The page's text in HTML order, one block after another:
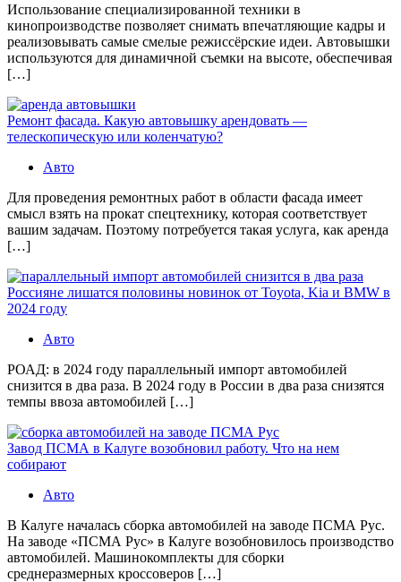
Использование специализированной техники в
кинопроизводстве позволяет снимать впечатляющие кадры и
реализовывать самые смелые режиссёрские идеи. Автовышки
используются для динамичной съемки на высоте, обеспечивая
[…]
Ремонт фасада. Какую автовышку арендовать —
телескопическую или коленчатую?
Авто
Для проведения ремонтных работ в области фасада имеет
смысл взять на прокат спецтехнику, которая соответствует
вашим задачам. Поэтому потребуется такая услуга, как аренда
[…]
Россияне лишатся половины новинок от Toyota, Kia и BMW в
2024 году
Авто
РОАД: в 2024 году параллельный импорт автомобилей
снизится в два раза. В 2024 году в России в два раза снизятся
темпы ввоза автомобилей […]
Завод ПСМА в Калуге возобновил работу. Что на нем
собирают
Авто
В Калуге началась сборка автомобилей на заводе ПСМА Рус.
На заводе «ПСМА Рус» в Калуге возобновилось производство
автомобилей. Машинокомплекты для сборки
среднеразмерных кроссоверов […]